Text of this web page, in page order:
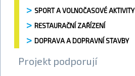
SPORT A VOLNOČASOVÉ AKTIVITY
RESTAURAČNÍ ZAŘÍZENÍ
DOPRAVA A DOPRAVNÍ STAVBY
Projekt podporují